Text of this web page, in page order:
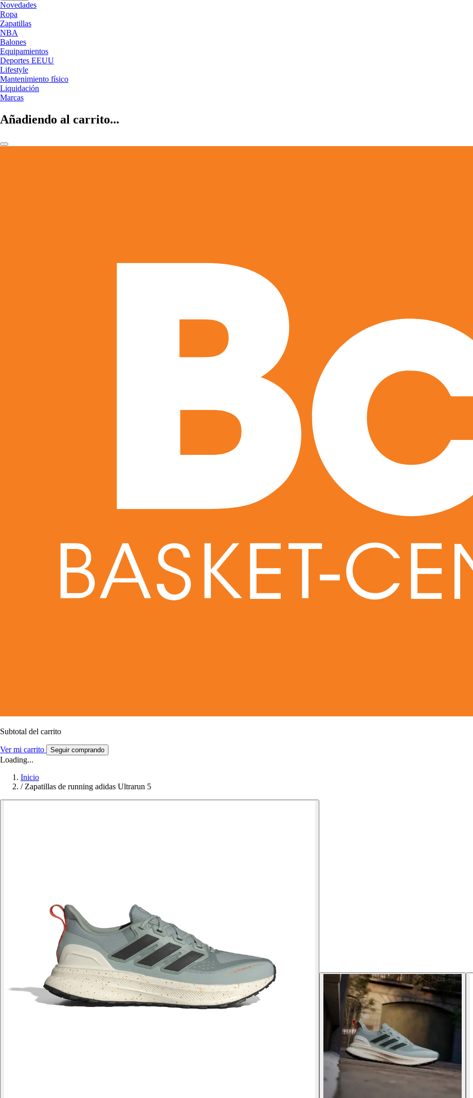
Novedades
Ropa
Zapatillas
NBA
Balones
Equipamientos
Deportes EEUU
Lifestyle
Mantenimiento físico
Liquidación
Marcas
Añadiendo al carrito...
Subtotal del carrito
Ver mi carrito Seguir comprando
Loading...
Inicio
/ Zapatillas de running adidas Ultrarun 5